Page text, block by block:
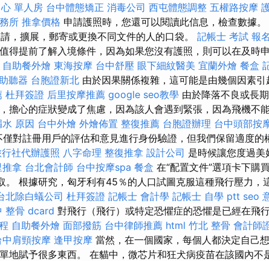
單人房 台中體態矯正 消毒公司 西屯體態調整 五權路按摩
所 推拿價格 申請護照時，您還可以閱讀此信息，檢查數據
，擴展，郵寄或更換不同文件的人的口袋。 記帳士 考試 報名
值得提前了解入境條件，因為如果您沒有護照，則可以在及時
自助餐外燴 東海按摩 台中舒壓 眼下細紋醫美 宜蘭外燴 餐盒
聽器 台胞證新北 由於因果關係複雜，這可能是由幾個因素引
杜拜簽證 后里按摩推薦 google seo教學 由於降落不良或長
擔心的症狀變成了焦慮，因為該人會遇到緊張，因為飛機不
水 原因 台中外燴 外燴佈置 整復推薦 台胞證辦理 台中頭部按
僅對註冊用戶的評估和意見進行身份驗證，但我們保留適度的
社代辦護照 八字命理 整復推拿 設計公司 是時候讓您度過美
推拿 台北會計師 台中按摩spa 餐盒 在“配置文件”選項卡下購買
。 根據研究，匈牙利有45％的人口試圖克服這種飛行壓力，
北除白蟻公司 杜拜簽證 記帳士 會計學 記帳士 自學 ptt seo
整骨 dcard 對飛行（飛行）或特定恐懼症的恐懼是已經在飛
自助餐外燴 面部撥筋 台中律師推薦 html 竹北 整骨 會計師
中肩頸按摩 逢甲按摩 當然，在一個國家，每個人都決定自己
地賦予很多東西。 在貓中，微芯片和狂犬病疫苗在該國內不